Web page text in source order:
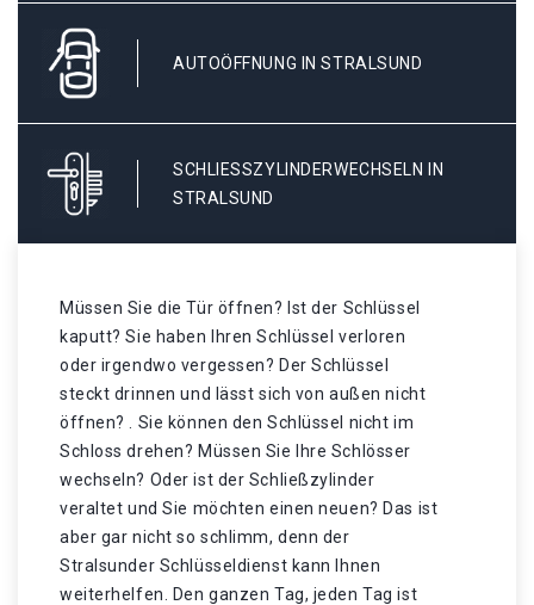
AUTOÖFFNUNG IN STRALSUND
SCHLIESSZYLINDERWECHSELN IN S
TRALSUND
Müssen Sie die Tür öffnen? Ist der Schlüssel
kaputt? Sie haben Ihren Schlüssel verloren
oder irgendwo vergessen? Der Schlüssel
steckt drinnen und lässt sich von außen nicht
öffnen? . Sie können den Schlüssel nicht im
Schloss drehen? Müssen Sie Ihre Schlösser
wechseln? Oder ist der Schließzylinder
veraltet und Sie möchten einen neuen? Das ist
aber gar nicht so schlimm, denn der
Stralsunder Schlüsseldienst kann Ihnen
weiterhelfen. Den ganzen Tag, jeden Tag ist